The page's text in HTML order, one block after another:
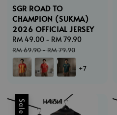
SGR ROAD TO
CHAMPION (SUKMA)
2026 OFFICIAL JERSEY
Sale
price
RM 49.00 - RM 79.90
RM 69.90-RM 79.90
+7
Sale